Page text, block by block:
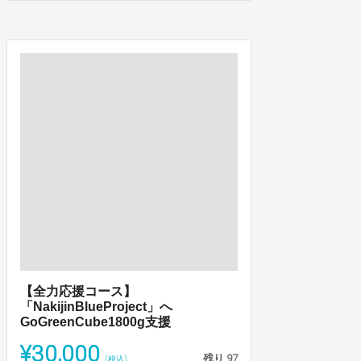
【全力応援コース】
「NakijinBlueProject」へ
GoGreenCube1800g支援
¥30,000 (税込) 残り 97